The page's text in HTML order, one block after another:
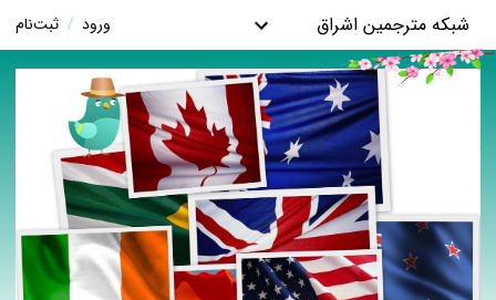
شبکه مترجمین اشراق ورود / ثبت‌نام